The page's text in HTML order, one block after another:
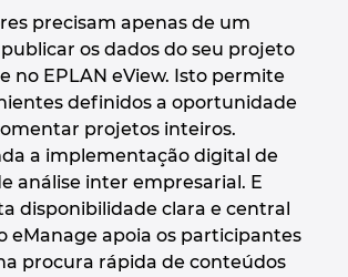
precisam apenas de um
os dados do seu projeto
no EPLAN eView. Isto permite
definidos a oportunidade
projetos inteiros.
a implementação digital de
análise inter empresarial. E
disponibilidade clara e central
eManage apoia os participantes
procura rápida de conteúdos